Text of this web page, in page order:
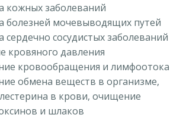
кожных заболеваний
болезней мочевыводящих путей
сосудистых заболеваний
кровяного давления
кровообращения и лимфоотока
обмена веществ в организме,
в крови, очищение
и шлаков